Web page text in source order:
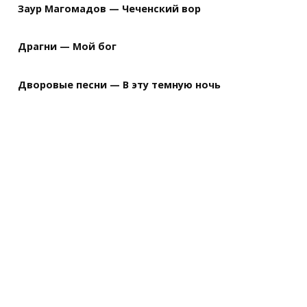
Заур Магомадов — Чеченский вор
Драгни — Мой бог
Дворовые песни — В эту темную ночь